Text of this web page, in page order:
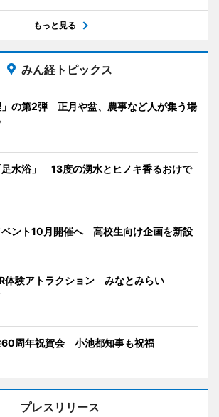
もっと見る
みん経トピックス
」の第2弾 正月や盆、農事など人が集う場
水浴」 13度の湧水とヒノキ香るおけで
ベント10月開催へ 高校生向け企画を新設
体験アトラクション みなとみらい
60周年祝賀会 小池都知事も祝福
プレスリリース